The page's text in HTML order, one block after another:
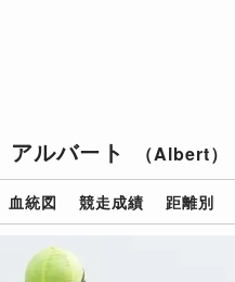
アルバート （Albert）
血統図 競走成績 距離別